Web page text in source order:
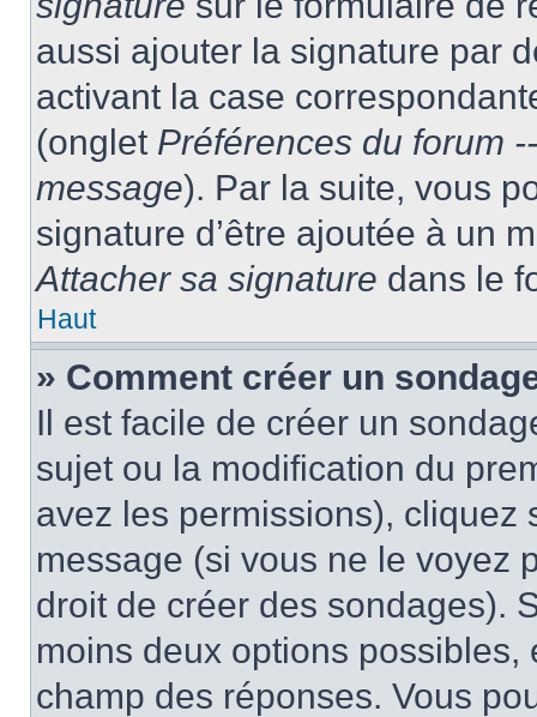
aussi ajouter la signature par
activant la case
(onglet Préférences du forum
message). Par la suite, vous
signature d’être ajoutée à un
Attacher sa signature dans le
Haut
» Comment créer un
Il est facile de créer un
sujet ou la modification du
avez les permissions), cliquez
message (si vous ne le voyez
droit de créer des sondages).
moins deux options
champ des réponses. Vous